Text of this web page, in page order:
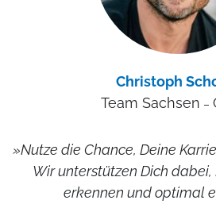
Christoph
Team Sachsen –
»Nutze die Chance, Deine
Wir unterstützen Dich
erkennen und optimal